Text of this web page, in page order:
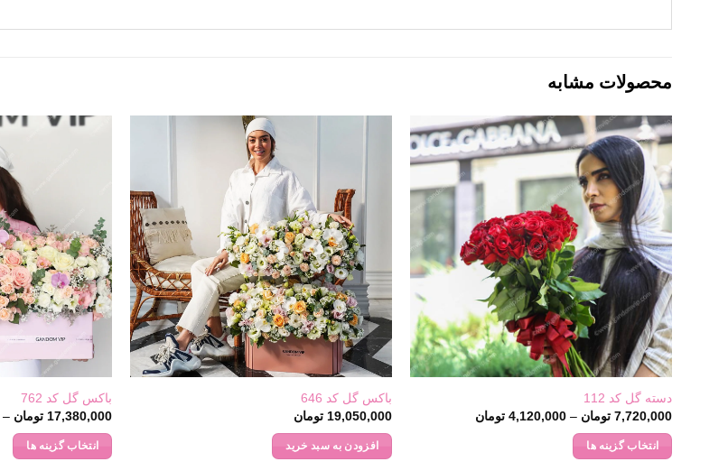
محصولات مشابه
دسته گل کد 112
7,720,000 تومان –
4,120,000 تومانPrice
4,120,000 تومان
انتخاب گزینه ها
باکس گل کد 646
19,050,000 تومان
افزودن به سبد خرید
باکس گل کد 762
17,380,000 تومان –
انتخاب گزینه ها